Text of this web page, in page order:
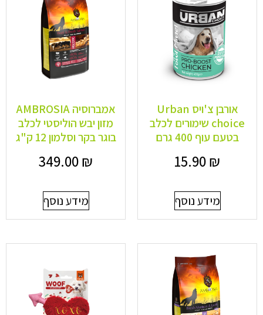
אורבן צ'ויס Urban
choice שימורים לכלב
בטעם עוף 400 גרם
15.90₪
מידע נוסף
אמברוסיה AMBROSIA
מזון יבש הוליסטי לכלב
בוגר בקר וסלמון 12 ק"ג
349.00₪
מידע נוסף